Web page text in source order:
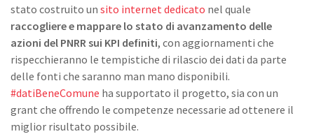
stato costruito un sito internet dedicato nel quale
raccogliere e mappare lo stato di avanzamento delle
azioni del PNRR sui KPI definiti, con aggiornamenti che
rispecchieranno le tempistiche di rilascio dei dati da parte
delle fonti che saranno man mano disponibili.
#datiBeneComune ha supportato il progetto, sia con un
grant che offrendo le competenze necessarie ad ottenere il
miglior risultato possibile.